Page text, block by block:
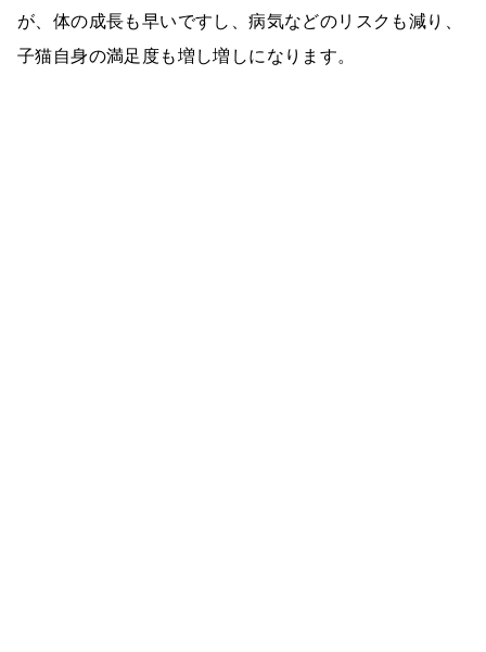
が、体の成長も早いですし、病気などのリスクも減り、
子猫自身の満足度も増し増しになります。